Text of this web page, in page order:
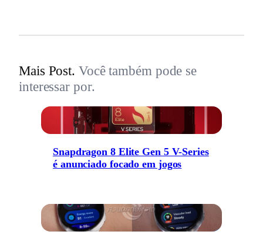
Mais Post. Você também pode se
interessar por.
Snapdragon 8 Elite Gen 5 V-Series
é anunciado focado em jogos